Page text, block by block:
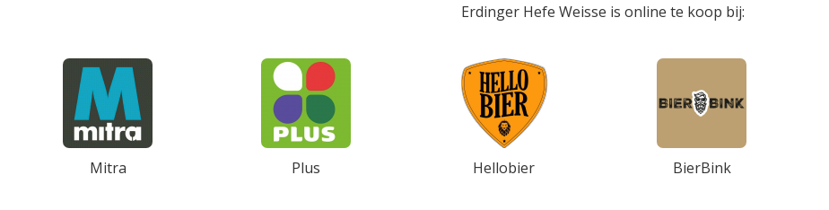
Erdinger Hefe Weisse is online te koop bij:
Mitra Plus Hellobier BierBink